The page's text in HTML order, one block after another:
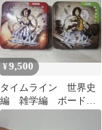
¥9,500
タイムライン 世界史
編 雑学編 ボードゲ
ーム Timeline